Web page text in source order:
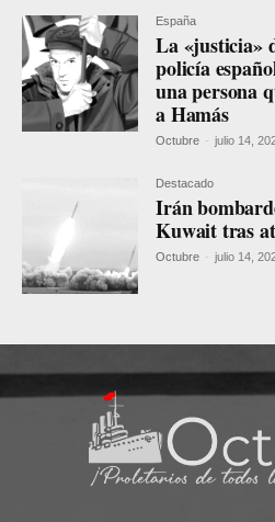
España
La «justicia»
policía
una persona
a Hamás
Octubre - julio 14,
Destacado
Irán
Kuwait tras
Octubre - julio 14,